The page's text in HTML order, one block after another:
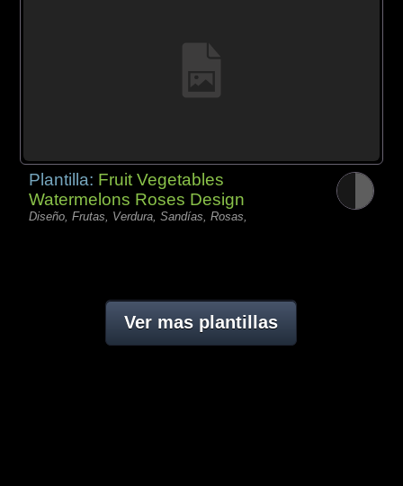
Plantilla: Fruit Vegetables
Watermelons Roses Design
Diseño, Frutas, Verdura, Sandías, Rosas,
Ver mas plantillas